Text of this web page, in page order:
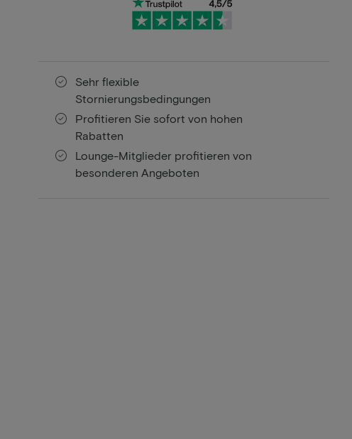
Sehr flexible
Stornierungsbedingungen
Profitieren Sie sofort von hohen
Rabatten
Lounge-Mitglieder profitieren von
besonderen Angeboten